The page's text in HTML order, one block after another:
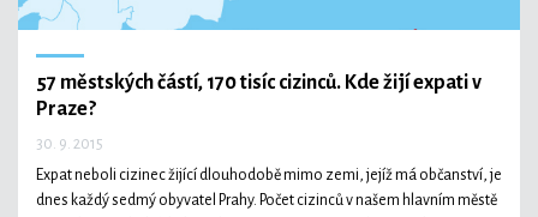
57 městských částí, 170 tisíc cizinců. Kde žijí expati v
Praze?
30. 9. 2015
Expat neboli cizinec žijící dlouhodobě mimo zemi, jejíž má občanství, je
dnes každý sedmý obyvatel Prahy. Počet cizinců v našem hlavním městě